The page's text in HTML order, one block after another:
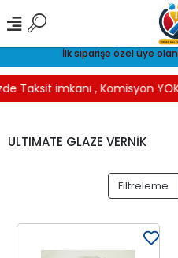
İlk siparişe özel üye
Taksit imkanı , Komisyon YOK..
ULTIMATE GLAZE VERNİK
Filtreleme